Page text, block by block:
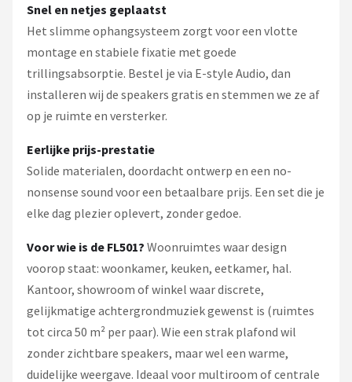
Snel en netjes geplaatst
Het slimme ophangsysteem zorgt voor een vlotte
montage en stabiele fixatie met goede
trillingsabsorptie. Bestel je via E-style Audio, dan
installeren wij de speakers gratis en stemmen we ze af
op je ruimte en versterker.
Eerlijke prijs-prestatie
Solide materialen, doordacht ontwerp en een no-
nonsense sound voor een betaalbare prijs. Een set die je
elke dag plezier oplevert, zonder gedoe.
Voor wie is de FL501? Woonruimtes waar design
voorop staat: woonkamer, keuken, eetkamer, hal.
Kantoor, showroom of winkel waar discrete,
gelijkmatige achtergrondmuziek gewenst is (ruimtes
tot circa 50 m² per paar). Wie een strak plafond wil
zonder zichtbare speakers, maar wel een warme,
duidelijke weergave. Ideaal voor multiroom of centrale